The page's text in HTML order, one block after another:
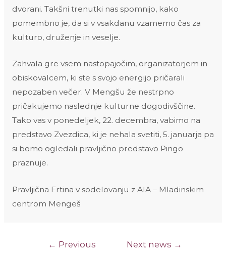
dvorani. Takšni trenutki nas spomnijo, kako
pomembno je, da si v vsakdanu vzamemo čas za
kulturo, druženje in veselje.
Zahvala gre vsem nastopajočim, organizatorjem in
obiskovalcem, ki ste s svojo energijo pričarali
nepozaben večer. V Mengšu že nestrpno
pričakujemo naslednje kulturne dogodivščine.
Tako vas v ponedeljek, 22. decembra, vabimo na
predstavo Zvezdica, ki je nehala svetiti, 5. januarja pa
si bomo ogledali pravljično predstavo Pingo
praznuje.
Pravljična Frtina v sodelovanju z AIA – Mladinskim
centrom Mengeš
Navigacija
← Previous
Next news →